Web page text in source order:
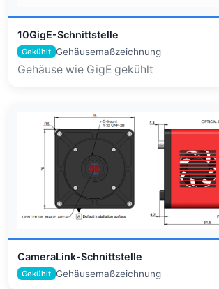
10GigE-Schnittstelle
Gekühlt Gehäusemaßzeichnung
Gehäuse wie GigE gekühlt
CameraLink-Schnittstelle
Gekühlt Gehäusemaßzeichnung